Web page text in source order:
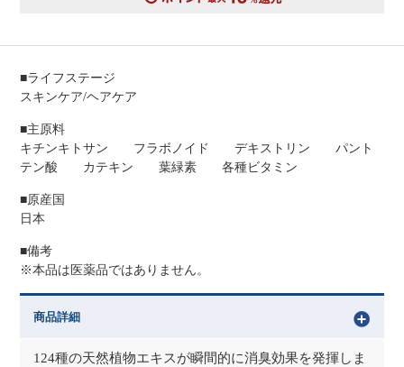
■ライフステージ
スキンケア/ヘアケア
■主原料
キチンキトサン フラボノイド デキストリン パント
テン酸 カテキン 葉緑素 各種ビタミン
■原産国
日本
■備考
※本品は医薬品ではありません。
商品詳細
124種の天然植物エキスが瞬間的に消臭効果を発揮しま